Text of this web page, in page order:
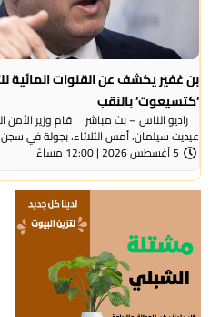
بن غفير يكشف عن القنوات
‘كتسيعوت‘ بالنقب
راديو الناس – بث مباشر قام وزير الأمن
عيديت سيلمان، أمس الثلاثاء، بجولة في سجن ...
5 أغسطس 2026 | 12:00 مساءً